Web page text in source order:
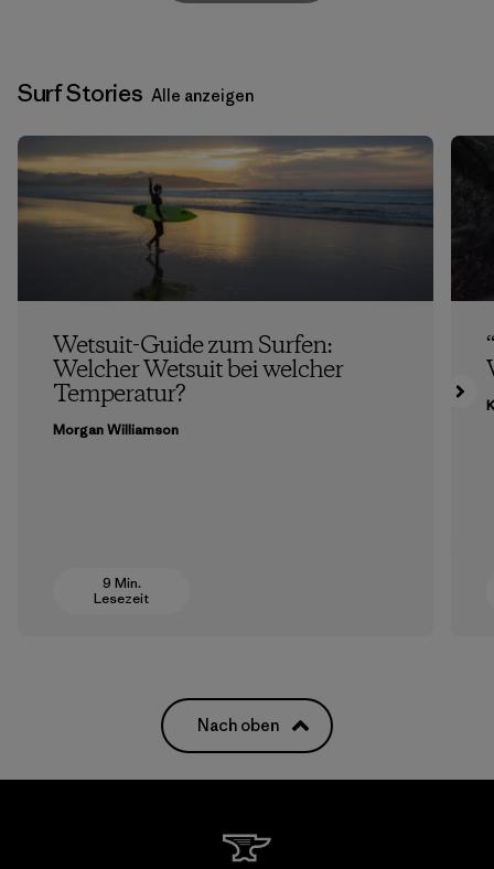
Surf Stories Alle anzeigen
Wetsuit-Guide zum Surfen:
Welcher Wetsuit bei welcher
Temperatur?
Morgan Williamson
9 Min.
Lesezeit
Nach oben